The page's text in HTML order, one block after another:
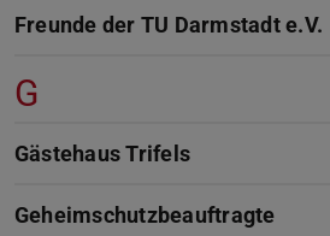
Freunde der TU Darmstadt e.V.
G
Gästehaus Trifels
Geheimschutzbeauftragte